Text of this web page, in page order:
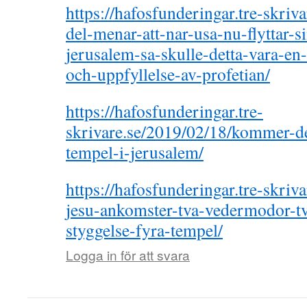
https://hafosfunderingar.tre-
del-menar-att-nar-usa-nu-flyttar-
jerusalem-sa-skulle-detta-vara-
och-uppfyllelse-av-profetian/
https://hafosfunderingar.tre-
skrivare.se/2019/02/18/kommer-
tempel-i-jerusalem/
https://hafosfunderingar.tre-
jesu-ankomster-tva-vedermodor-
styggelse-fyra-tempel/
Logga in för att svara